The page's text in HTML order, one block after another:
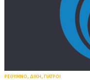
ΡΕΘΥΜΝΟ, ΔΙΚΗ , ΓΙΑΤΡΟΙ